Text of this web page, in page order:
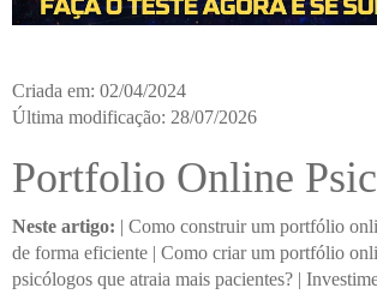
Criada em: 02/04/2024
Última modificação: 28/07/2026
Portfolio Online
Neste artigo: | Como construir um portfólio
de forma eficiente | Como criar um portfólio
psicólogos que atraia mais pacientes? |